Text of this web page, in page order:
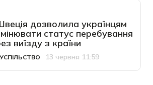
дозволила українцям
статус перебування
виїзду з країни
публікації13 червня 11:59